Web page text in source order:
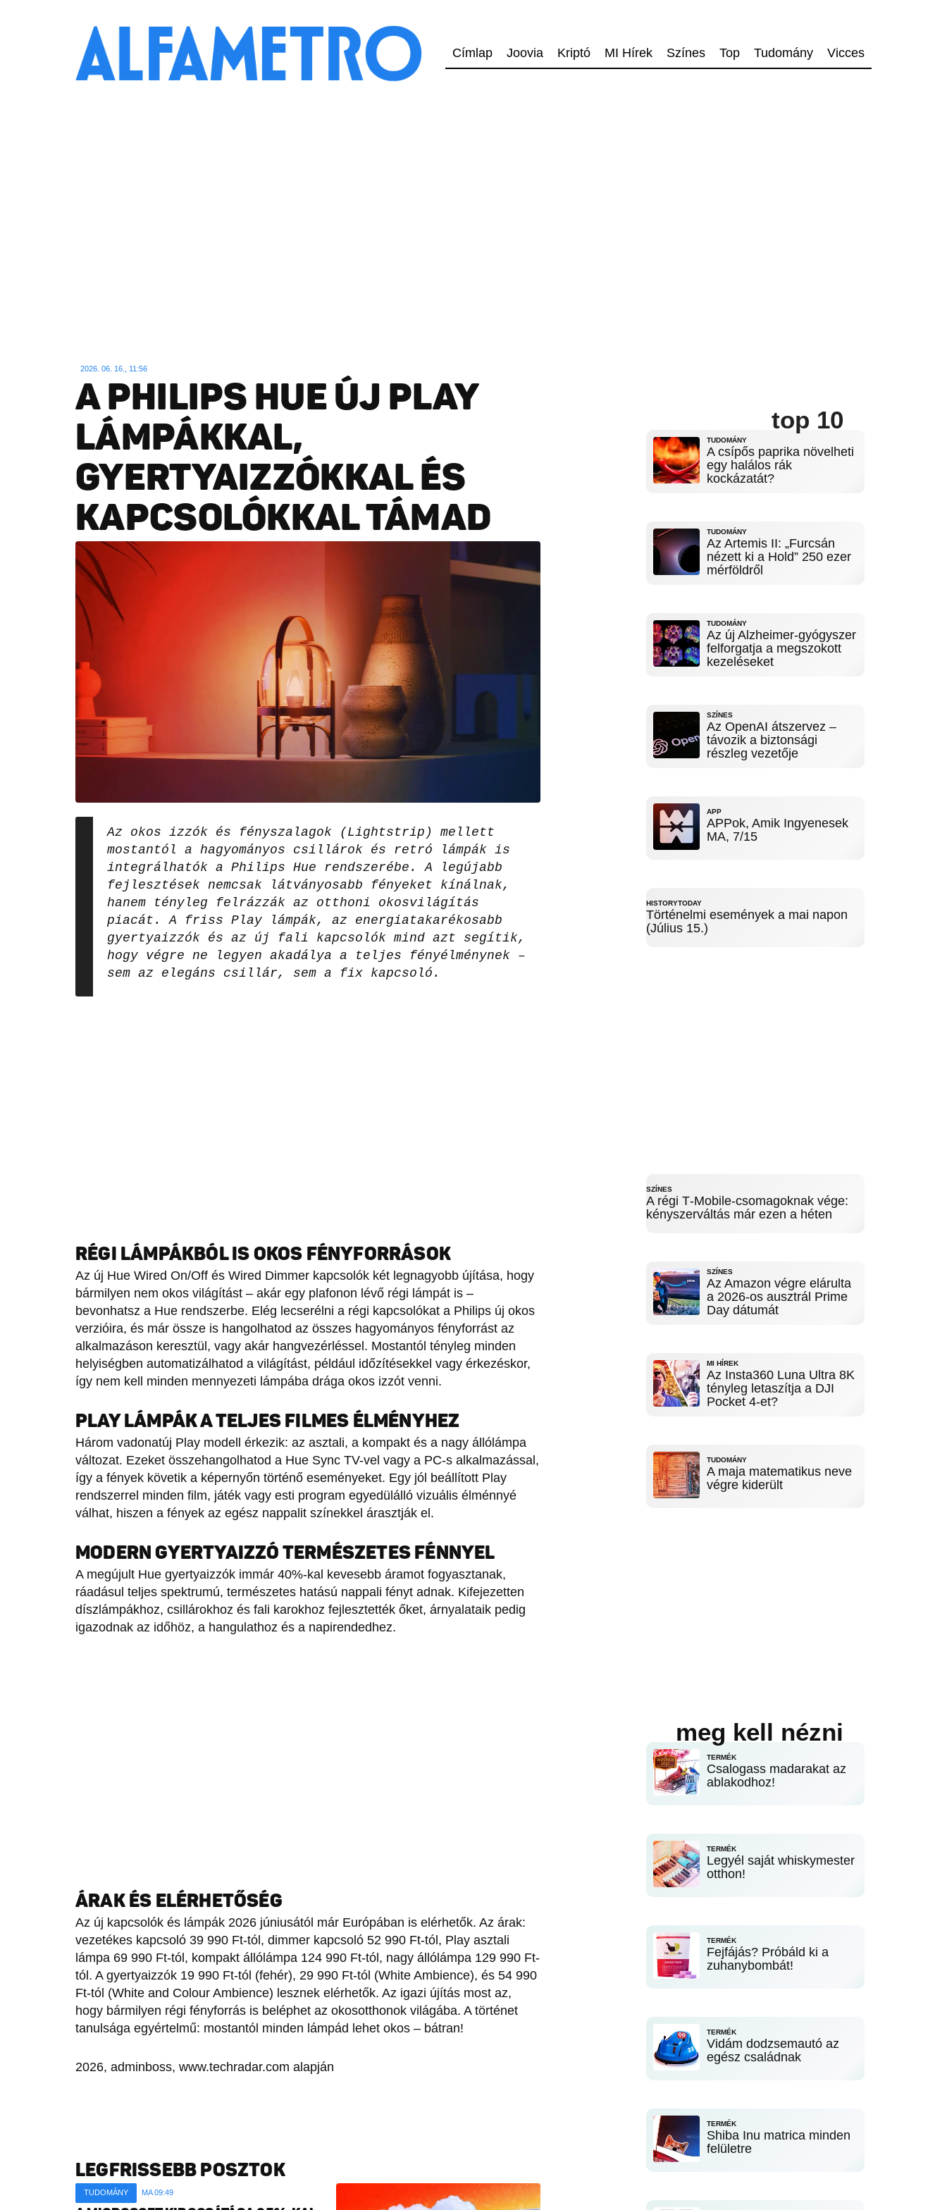
Címlap Joovia Kriptó MI Hírek Színes Top Tudomány Vicces
2026. 06. 16., 11:56
A PHILIPS HUE ÚJ PLAY
LÁMPÁKKAL,
GYERTYAIZZÓKKAL ÉS
KAPCSOLÓKKAL TÁMAD
Az okos izzók és fényszalagok (Lightstrip) mellett
mostantól a hagyományos csillárok és retró lámpák is
integrálhatók a Philips Hue rendszerébe. A legújabb
fejlesztések nemcsak látványosabb fényeket kínálnak,
hanem tényleg felrázzák az otthoni okosvilágítás
piacát. A friss Play lámpák, az energiatakarékosabb
gyertyaizzók és az új fali kapcsolók mind azt segítik,
hogy végre ne legyen akadálya a teljes fényélménynek –
sem az elegáns csillár, sem a fix kapcsoló.
RÉGI LÁMPÁKBÓL IS OKOS FÉNYFORRÁSOK
Az új Hue Wired On/Off és Wired Dimmer kapcsolók két legnagyobb újítása, hogy
bármilyen nem okos világítást – akár egy plafonon lévő régi lámpát is –
bevonhatsz a Hue rendszerbe. Elég lecserélni a régi kapcsolókat a Philips új okos
verzióira, és már össze is hangolhatod az összes hagyományos fényforrást az
alkalmazáson keresztül, vagy akár hangvezérléssel. Mostantól tényleg minden
helyiségben automatizálhatod a világítást, például időzítésekkel vagy érkezéskor,
így nem kell minden mennyezeti lámpába drága okos izzót venni.
PLAY LÁMPÁK A TELJES FILMES ÉLMÉNYHEZ
Három vadonatúj Play modell érkezik: az asztali, a kompakt és a nagy állólámpa
változat. Ezeket összehangolhatod a Hue Sync TV-vel vagy a PC-s alkalmazással,
így a fények követik a képernyőn történő eseményeket. Egy jól beállított Play
rendszerrel minden film, játék vagy esti program egyedülálló vizuális élménnyé
válhat, hiszen a fények az egész nappalit színekkel árasztják el.
MODERN GYERTYAIZZÓ TERMÉSZETES FÉNNYEL
A megújult Hue gyertyaizzók immár 40%-kal kevesebb áramot fogyasztanak,
ráadásul teljes spektrumú, természetes hatású nappali fényt adnak. Kifejezetten
díszlámpákhoz, csillárokhoz és fali karokhoz fejlesztették őket, árnyalataik pedig
igazodnak az időhöz, a hangulathoz és a napirendedhez.
ÁRAK ÉS ELÉRHETŐSÉG
Az új kapcsolók és lámpák 2026 júniusától már Európában is elérhetők. Az árak:
vezetékes kapcsoló 39 990 Ft-tól, dimmer kapcsoló 52 990 Ft-tól, Play asztali
lámpa 69 990 Ft-tól, kompakt állólámpa 124 990 Ft-tól, nagy állólámpa 129 990 Ft-
tól. A gyertyaizzók 19 990 Ft-tól (fehér), 29 990 Ft-tól (White Ambience), és 54 990
Ft-tól (White and Colour Ambience) lesznek elérhetők. Az igazi újítás most az,
hogy bármilyen régi fényforrás is beléphet az okosotthonok világába. A történet
tanulsága egyértelmű: mostantól minden lámpád lehet okos – bátran!
2026, adminboss, www.techradar.com alapján
LEGFRISSEBB POSZTOK
TUDOMÁNY MA 09:49
top 10
TUDOMÁNY
A csípős paprika növelheti
egy halálos rák
kockázatát?
TUDOMÁNY
Az Artemis II: „Furcsán
nézett ki a Hold” 250 ezer
mérföldről
TUDOMÁNY
Az új Alzheimer-gyógyszer
felforgatja a megszokott
kezeléseket
SZÍNES
Az OpenAI átszervez –
távozik a biztonsági
részleg vezetője
APP
APPok, Amik Ingyenesek
MA, 7/15
HISTORYTODAY
Történelmi események a mai napon
(Július 15.)
SZÍNES
A régi T‑Mobile-csomagoknak vége:
kényszerváltás már ezen a héten
SZÍNES
Az Amazon végre elárulta
a 2026-os ausztrál Prime
Day dátumát
MI HÍREK
Az Insta360 Luna Ultra 8K
tényleg letaszítja a DJI
Pocket 4-et?
TUDOMÁNY
A maja matematikus neve
végre kiderült
meg kell nézni
TERMÉK
Csalogass madarakat az
ablakodhoz!
TERMÉK
Legyél saját whiskymester
otthon!
TERMÉK
Fejfájás? Próbáld ki a
zuhanybombát!
TERMÉK
Vidám dodzsemautó az
egész családnak
TERMÉK
Shiba Inu matrica minden
felületre